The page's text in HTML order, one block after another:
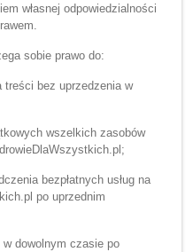
własnej odpowiedzialności
sobie prawo do:
treści bez uprzedzenia w
wszelkich zasobów
bezpłatnych usług na
po uprzednim
dowolnym czasie po